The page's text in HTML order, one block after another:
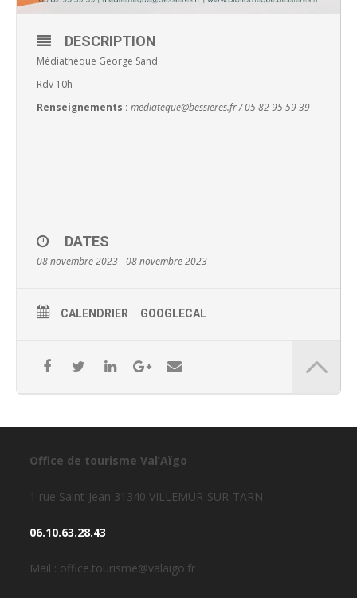
DESCRIPTION
Médiathèque George Sand
Rdv 10h
Renseignements : mediateque@bessieres.fr/ 05 82 95 59 39
DATES
08 novembre 2023 - 08 novembre 2023
CALENDRIER GOOGLECAL
Office de tourisme Val’Aïgo
1 rue Saint-Jean 31340 VILLEMUR-SUR-TARN
06.10.63.28.43
Mail : office.tourisme@valaigo.fr